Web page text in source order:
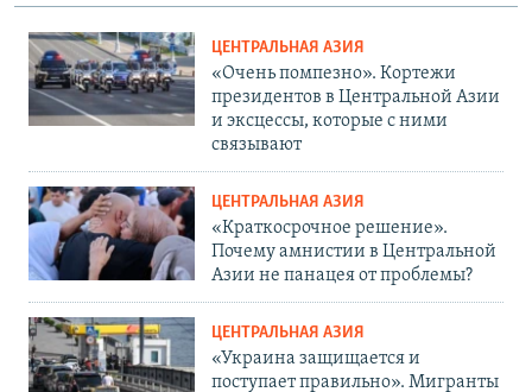
ЦЕНТРАЛЬНАЯ АЗИЯ
«Очень помпезно». Кортежи
президентов в Центральной Азии
и эксцессы, которые с ними
связывают
ЦЕНТРАЛЬНАЯ АЗИЯ
«Краткосрочное решение».
Почему амнистии в Центральной
Азии не панацея от проблемы?
ЦЕНТРАЛЬНАЯ АЗИЯ
«Украина защищается и
поступает правильно». Мигранты